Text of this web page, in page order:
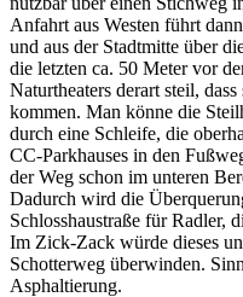
Anfahrt aus Westen führt
und aus der Stadtmitte über
die letzten ca. 50 Meter vor
Naturtheaters derart steil,
kommen. Man könne die
durch eine Schleife, die
CC-Parkhauses in den
der Weg schon im unteren
Dadurch wird die
Schlosshaustraße für Radler,
Im Zick-Zack würde dieses
Schotterweg überwinden.
Asphaltierung.